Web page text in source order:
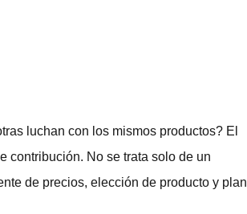
luchan con los mismos productos? El
contribución. No se trata solo de un
de precios, elección de producto y plan